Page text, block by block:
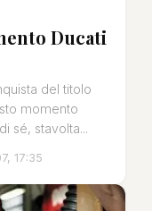
Ducati
del titolo
momento
sé, stavolta...
17:35